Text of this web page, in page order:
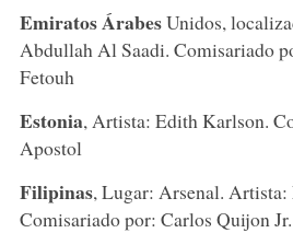
Emiratos ÁrabesUnidos,
Abdullah Al Saadi. Comisariado
Fetouh
Estonia, Artista: Edith Karlson.
Apostol
Filipinas, Lugar: Arsenal. Artista:
Comisariado por: Carlos Quijon Jr.